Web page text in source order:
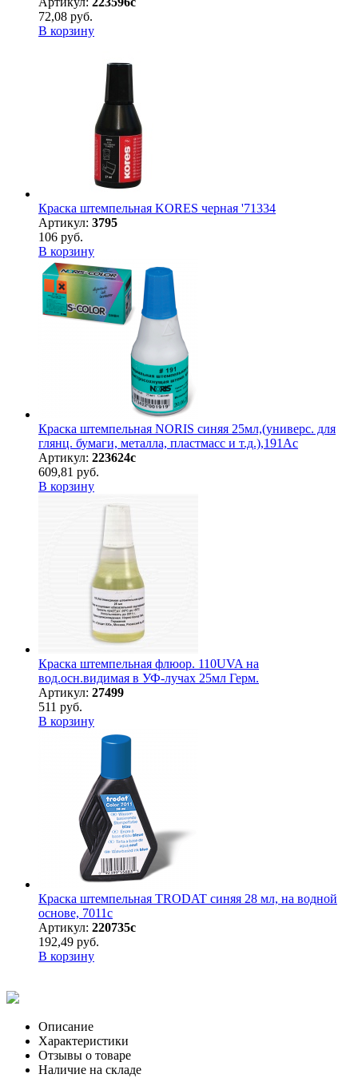
72,08 руб.
В корзину
Краска штемпельная KORES черная '71334
Артикул: 3795
106 руб.
В корзину
Краска штемпельная NORIS синяя 25мл,(универс. для
глянц. бумаги, металла, пластмасс и т.д.),191Ас
Артикул: 223624с
609,81 руб.
В корзину
Краска штемпельная флюор. 110UVA на
вод.осн.видимая в УФ-лучах 25мл Герм.
Артикул: 27499
511 руб.
В корзину
Краска штемпельная TRODAT синяя 28 мл, на водной
основе, 7011с
Артикул: 220735с
192,49 руб.
В корзину
Описание
Характеристики
Отзывы о товаре
Наличие на складе